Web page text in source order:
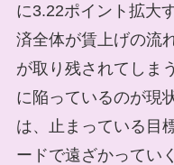
に3.22ポイント拡大
済全体が賃上げの流
が取り残されてしま
に陥っているのが現
は、止まっている目
ードで遠ざかってい